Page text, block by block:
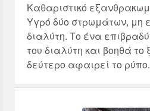
Καθαριστικό
Υγρό δύο στρωμάτων, μη
διαλύτη. Tο ένα
του διαλύτη και βοηθά
δεύτερο αφαιρεί το